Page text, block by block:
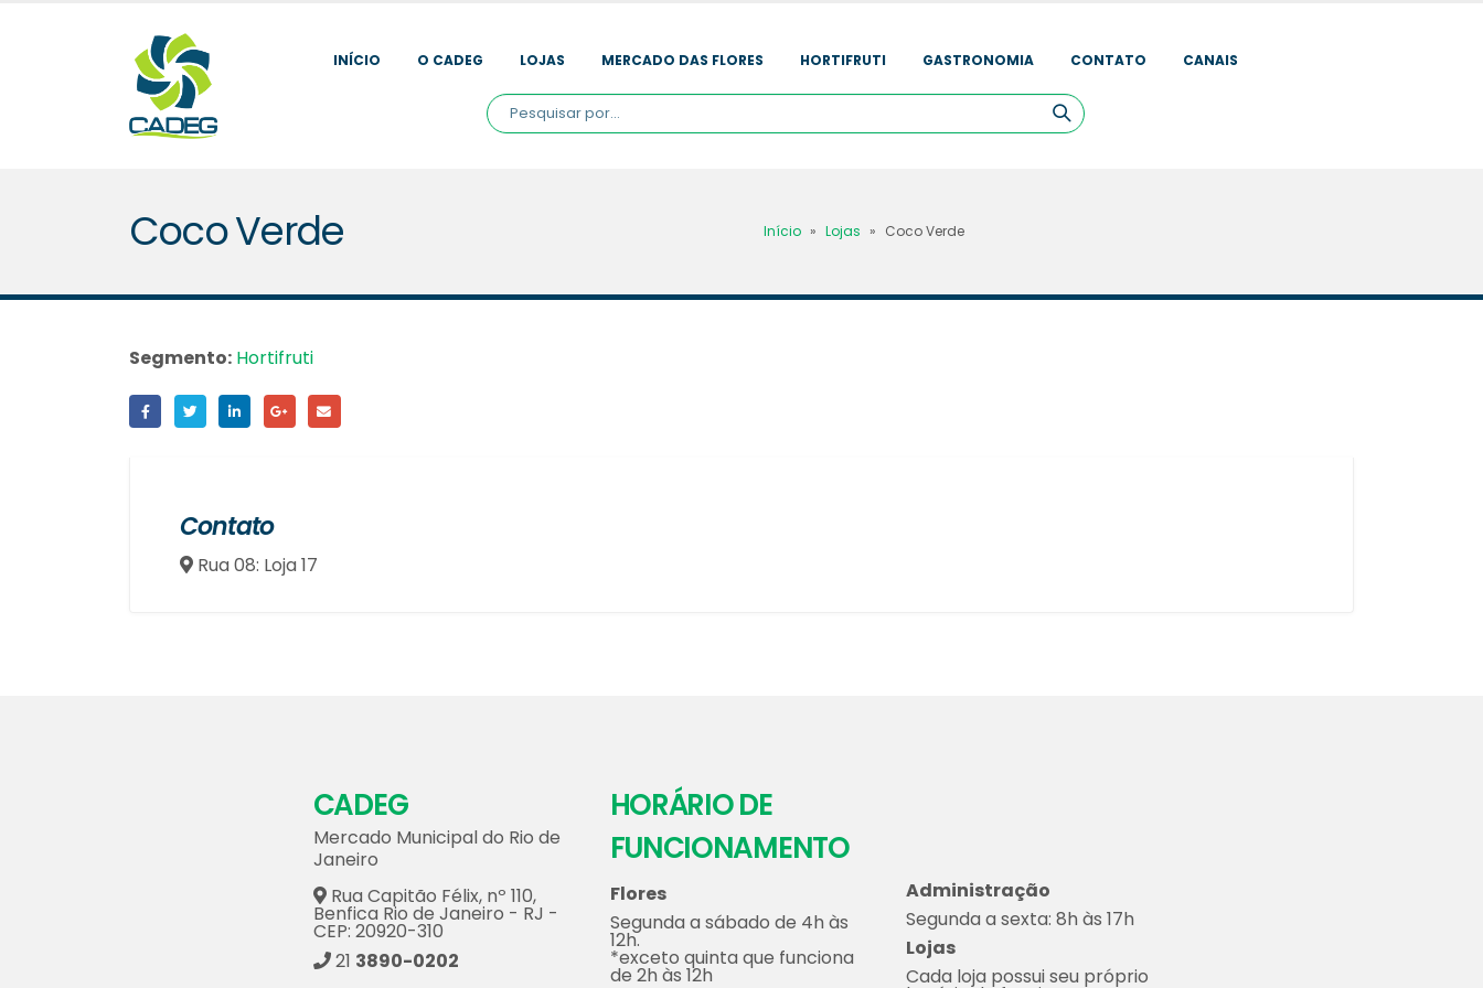
INÍCIO O CADEG LOJAS MERCADO DAS FLORES HORTIFRUTI GASTRONOMIA CONTATO CANAIS
Coco Verde Início » Lojas » Coco Verde
Segmento: Hortifruti
Contato
Rua 08: Loja 17
CADEG
Mercado Municipal do Rio de
Janeiro
Rua Capitão Félix, nº 110,
Benfica Rio de Janeiro - RJ -
CEP: 20920-310
21 3890-0202
HORÁRIO DE
FUNCIONAMENTO
Flores
Segunda a sábado de 4h às
12h.
*exceto quinta que funciona
de 2h às 12h
Administração
Segunda a sexta: 8h às 17h
Lojas
Cada loja possui seu próprio